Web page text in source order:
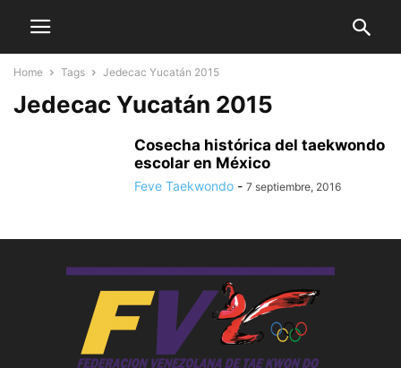
Home Tags Jedecac Yucatán 2015
Jedecac Yucatán 2015
Cosecha histórica del taekwondo
escolar en México
Feve Taekwondo - 7 septiembre, 2016